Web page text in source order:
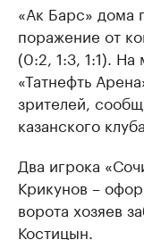
«Ак Барс» дома
поражение от
(0:2, 1:3, 1:1).
«Татнефть
зрителей,
казанского клуба.
Два игрока
Крикунов –
ворота хозяев
Костицын.